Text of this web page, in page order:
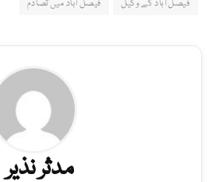
فیصل آباد کے وکیل
فیصل آباد میں تصادم
مدثر نذیر